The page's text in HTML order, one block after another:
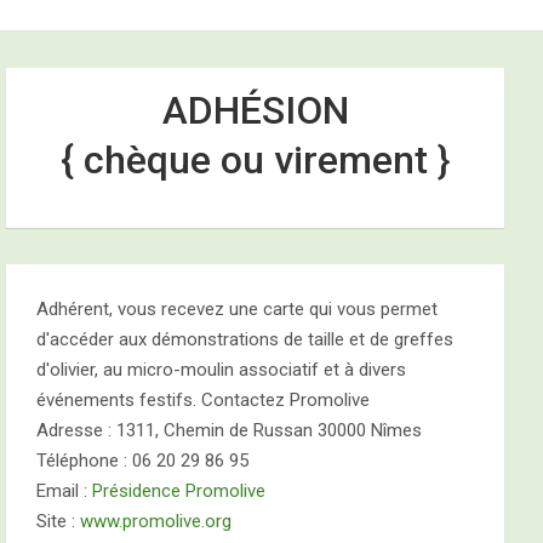
ADHÉSION
{ chèque ou virement }
Adhérent, vous recevez une carte qui vous permet
d'accéder aux démonstrations de taille et de greffes
d'olivier, au micro-moulin associatif et à divers
événements festifs. Contactez Promolive
Adresse : 1311, Chemin de Russan 30000 Nîmes
Téléphone : 06 20 29 86 95
Email :Présidence Promolive
Site :www.promolive.org